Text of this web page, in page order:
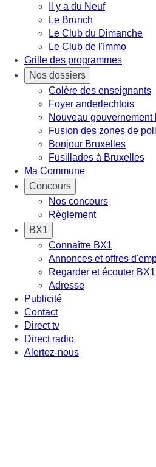
Il y a du Neuf
Le Brunch
Le Club du Dimanche
Le Club de l'Immo
Grille des programmes
Nos dossiers
Colère des enseignants
Foyer anderlechtois
Nouveau gouvernement
Fusion des zones de
Bonjour Bruxelles
Fusillades à Bruxelles
Ma Commune
Concours
Nos concours
Règlement
BX1
Connaître BX1
Annonces et offres
Regarder et écouter BX1
Adresse
Publicité
Contact
Direct tv
Direct radio
Alertez-nous